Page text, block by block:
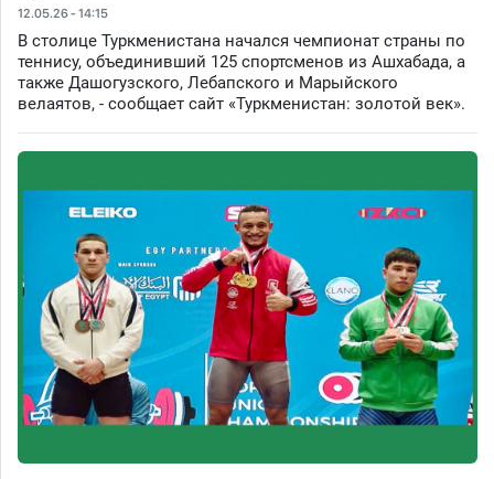
12.05.26 - 14:15
В столице Туркменистана начался чемпионат страны по
теннису, объединивший 125 спортсменов из Ашхабада, а
также Дашогузского, Лебапского и Марыйского
велаятов, - сообщает сайт «Туркменистан: золотой век».